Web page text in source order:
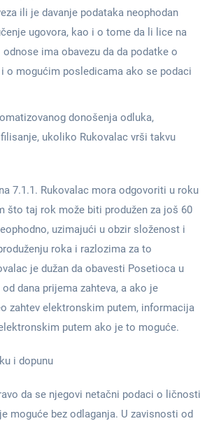
ili je davanje podataka neophodan
ugovora, kao i o tome da li lice na
ima obavezu da da podatke o
o mogućim posledicama ako se podaci
donošenja odluka,
ukoliko Rukovalac vrši takvu
7.1.1. Rukovalac mora odgovoriti u roku
što taj rok može biti produžen za još 60
uzimajući u obzir složenost i
roka i razlozima za to
je dužan da obavesti Posetioca u
dana prijema zahteva, a ako je
zahtev elektronskim putem, informacija
putem ako je to moguće.
i dopunu
da se njegovi netačni podaci o ličnosti
moguće bez odlaganja. U zavisnosti od